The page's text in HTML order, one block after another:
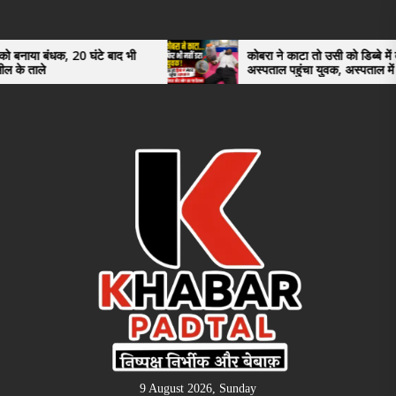
the
content
घंटे बाद भी
कोबरा ने काटा तो उसी को डिब्बे में बंद कर
अस्पताल पहुंचा युवक, अस्पताल में देखकर डॉक्टर
भी रह गए हैरान
9 August 2026, Sunday